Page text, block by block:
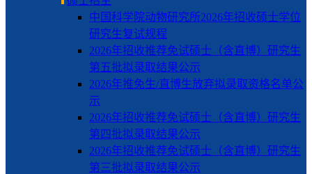
中国科学院动物研究所2026年招收硕士学位
研究生复试规程
2026年招收推荐免试硕士（含直博）研究生
第五批拟录取结果公示
2026年推免生/直博生放弃拟录取资格名单公
示
2026年招收推荐免试硕士（含直博）研究生
第四批拟录取结果公示
2026年招收推荐免试硕士（含直博）研究生
第三批拟录取结果公示